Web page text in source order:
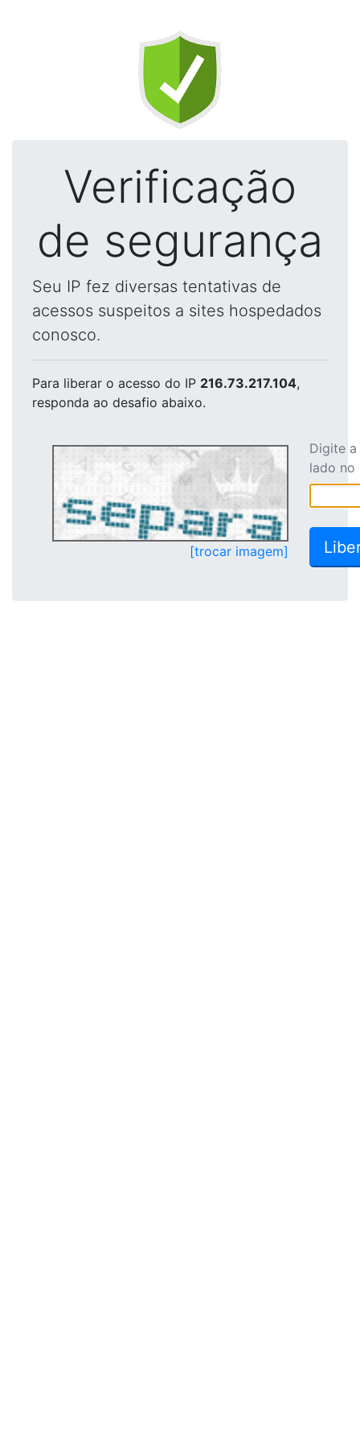
Verificação
de segurança
Seu IP fez diversas tentativas de
acessos suspeitos a sites hospedados
conosco.
Para liberar o acesso do IP 216.73.217.104,
responda ao desafio abaixo.
[trocar imagem]
Digite
lado no